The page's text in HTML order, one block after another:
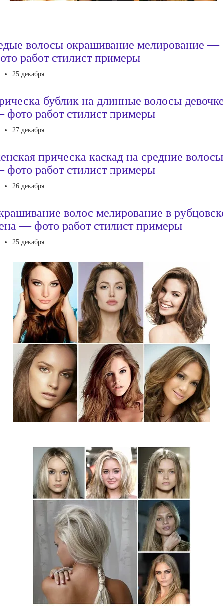
волосы окрашивание мелирование —
работ стилист примеры
25 декабря
бублик на длинные волосы
работ стилист примеры
27 декабря
прическа каскад на средние волосы
работ стилист примеры
26 декабря
волос мелирование в
— фото работ стилист примеры
25 декабря